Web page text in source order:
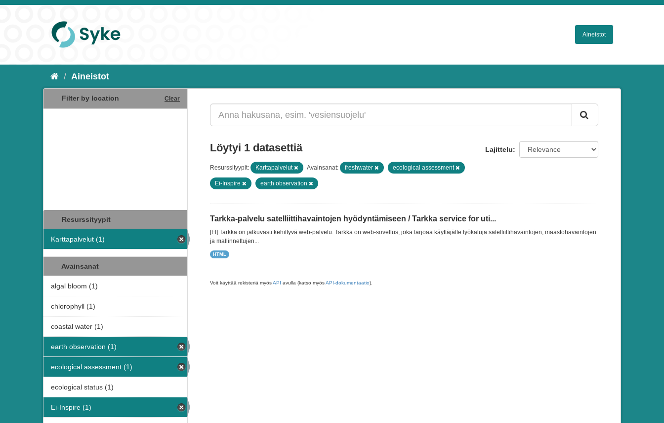
Aineistot
Aineistot
Filter by location Clear
Resurssityypit
Karttapalvelut (1)
Avainsanat
algal bloom (1)
chlorophyll (1)
coastal water (1)
earth observation (1)
ecological assessment (1)
ecological status (1)
Ei-Inspire (1)
Lajittelu
Löytyi 1 datasettiä
Resurssityypit: Karttapalvelut Avainsanat: freshwater ecological assessment
Ei-Inspire earth observation
Tarkka-palvelu satelliittihavaintojen hyödyntämiseen / Tarkka service for uti...
[FI] Tarkka on jatkuvasti kehittyvä web-palvelu. Tarkka on web-sovellus, joka tarjoaa käyttäjälle työkaluja satelliittihavaintojen, maastohavaintojen
ja mallinnettujen...
HTML
Voit käyttää rekisteriä myösAPI avulla (katso myösAPI-dokumentaatio).